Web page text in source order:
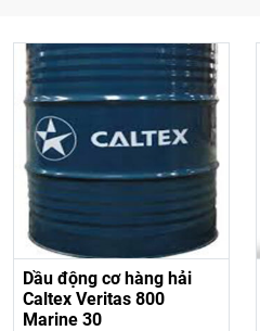
Dầu động cơ hàng hải
Caltex Veritas 800
Marine 30